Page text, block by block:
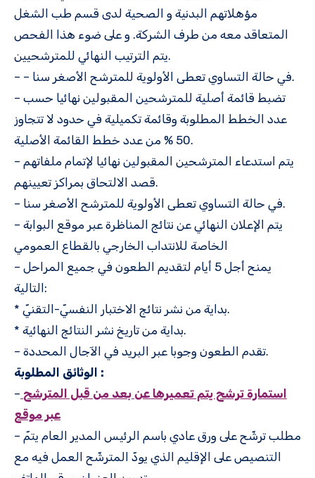
مؤهلاتهم البدنية و الصحية لدى قسم طب الشغل
المتعاقد معه من طرف الشركة. و على ضوء هذا الفحص
يتم الترتيب النهائي للمترشحيين.
– – في حالة التساوي تعطى الأولوية للمترشح الأصغر سنا.
– تضبط قائمة أصلية للمترشحين المقبولين نهائيا حسب
عدد الخطط المطلوبة وقائمة تكميلية في حدود لا تتجاوز
50 % من عدد خطط القائمة الأصلية.
– يتم استدعاء المترشحين المقبولين نهائيا لإتمام ملفاتهم
قصد الالتحاق بمراكز تعيينهم.
– في حالة التساوي تعطى الأولوية للمترشح الأصغر سنا.
– يتم الإعلان النهائي عن نتائج المناظرة عبر موقع البوابة
الخاصة للانتداب الخارجي بالقطاع العمومي
– يمنح أجل 5 أيام لتقديم الطعون في جميع المراحل
التالية:
* بداية من نشر نتائج الاختبار النفسيّ-التقنيّ.
* بداية من تاريخ نشر النتائج النهائية.
– تقدم الطعون وجوبا عبر البريد في الآجال المحددة.
الوثائق المطلوبة :
–
عبر موقع
– مطلب ترشّح على ورق عادي باسم الرئيس المدير العام يتمّ
التنصيص على الإقليم الذي يودّ المترشّح العمل فيه مع